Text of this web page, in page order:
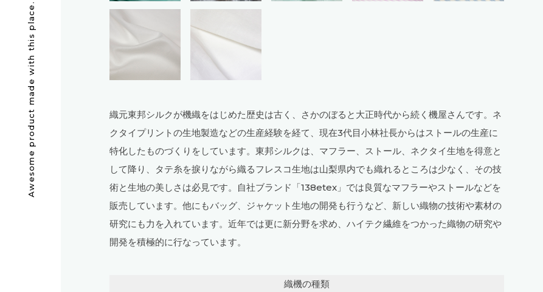
Awesome product made with this place.
織元東邦シルクが機織をはじめた歴史は古く、さかのぼると大正時代から続く機屋さんです。ネ
クタイプリントの生地製造などの生産経験を経て、現在3代目小林社長からはストールの生産に
特化したものづくりをしています。東邦シルクは、マフラー、ストール、ネクタイ生地を得意と
して降り、タテ糸を捩りながら織るフレスコ生地は山梨県内でも織れるところは少なく、その技
術と生地の美しさは必見です。自社ブランド「138etex」では良質なマフラーやストールなどを
販売しています。他にもバッグ、ジャケット生地の開発も行うなど、新しい織物の技術や素材の
研究にも力を入れています。近年では更に新分野を求め、ハイテク繊維をつかった織物の研究や
開発を積極的に行なっています。
織機の種類